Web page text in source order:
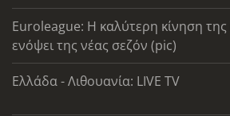
Euroleague: Η καλύτερη κίνηση
ενόψει της νέας σεζόν (pic)
Ελλάδα - Λιθουανία: LIVE TV